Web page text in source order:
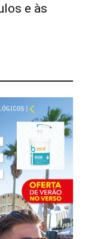
e às